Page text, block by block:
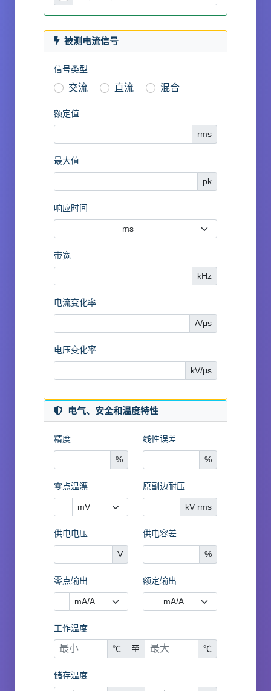
被测电流信号
信号类型
交流 直流 混合
额定值
rms
最大值
pk
响应时间
带宽
kHz
电流变化率
A/μs
电压变化率
kV/μs
电气、安全和温度特性
精度
%
线性误差
%
零点温漂 原副边耐压
kV rms
供电电压
V
供电容差
%
零点输出 额定输出
工作温度
℃ 至 ℃
储存温度